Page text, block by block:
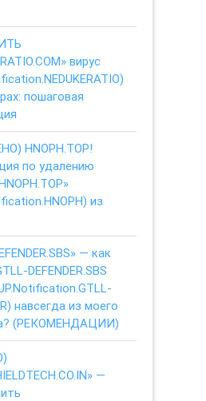
вирус
пошаговая
HNOPH.TOP!
по удалению
из
— как
DEFENDER.SBS
навсегда из моего
(РЕКОМЕНДАЦИИ)
—